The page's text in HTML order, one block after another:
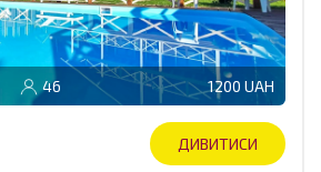
46 1200 UAH
ДИВИТИСИ